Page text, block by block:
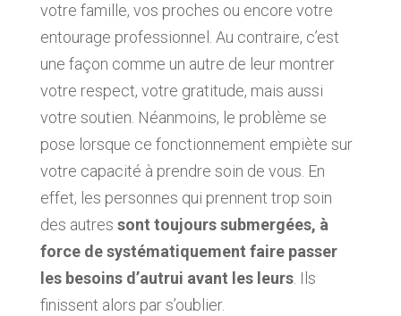
votre famille, vos proches ou encore votre
entourage professionnel. Au contraire, c’est
une façon comme un autre de leur montrer
votre respect, votre gratitude, mais aussi
votre soutien. Néanmoins, le problème se
pose lorsque ce fonctionnement empiète sur
votre capacité à prendre soin de vous. En
effet, les personnes qui prennent trop soin
des autres sont toujours submergées, à
force de systématiquement faire passer
les besoins d’autrui avant les leurs. Ils
finissent alors par s’oublier.